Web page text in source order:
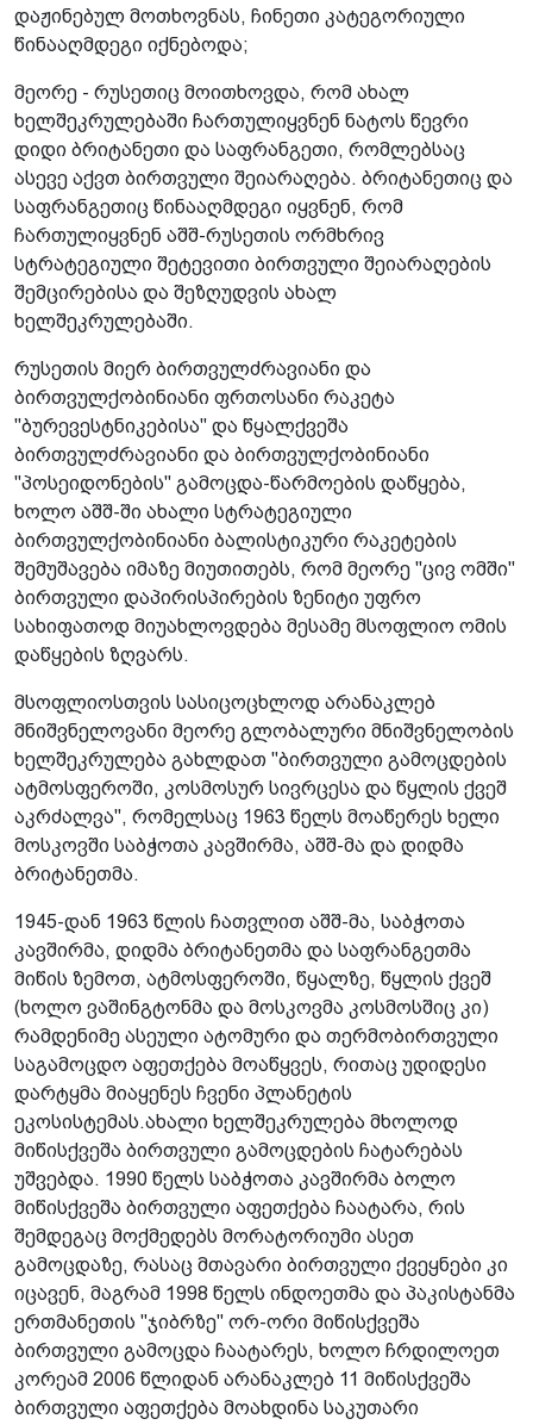
დაჟინებულ მოთხოვნას, ჩინეთი კატეგორიული
წინააღმდეგი იქნებოდა;
მეორე - რუსეთიც მოითხოვდა, რომ ახალ
ხელშეკრულებაში ჩართულიყვნენ ნატოს წევრი
დიდი ბრიტანეთი და საფრანგეთი, რომლებსაც
ასევე აქვთ ბირთვული შეიარაღება. ბრიტანეთიც და
საფრანგეთიც წინააღმდეგი იყვნენ, რომ
ჩართულიყვნენ აშშ-რუსეთის ორმხრივ
სტრატეგიული შეტევითი ბირთვული შეიარაღების
შემცირებისა და შეზღუდვის ახალ
ხელშეკრულებაში.
რუსეთის მიერ ბირთვულძრავიანი და
ბირთვულქობინიანი ფრთოსანი რაკეტა
"ბურევესტნიკებისა" და წყალქვეშა
ბირთვულძრავიანი და ბირთვულქობინიანი
"პოსეიდონების" გამოცდა-წარმოების დაწყება,
ხოლო აშშ-ში ახალი სტრატეგიული
ბირთვულქობინიანი ბალისტიკური რაკეტების
შემუშავება იმაზე მიუთითებს, რომ მეორე "ცივ ომში"
ბირთვული დაპირისპირების ზენიტი უფრო
სახიფათოდ მიუახლოვდება მესამე მსოფლიო ომის
დაწყების ზღვარს.
მსოფლიოსთვის სასიცოცხლოდ არანაკლებ
მნიშვნელოვანი მეორე გლობალური მნიშვნელობის
ხელშეკრულება გახლდათ "ბირთვული გამოცდების
ატმოსფეროში, კოსმოსურ სივრცესა და წყლის ქვეშ
აკრძალვა", რომელსაც 1963 წელს მოაწერეს ხელი
მოსკოვში საბჭოთა კავშირმა, აშშ-მა და დიდმა
ბრიტანეთმა.
1945-დან 1963 წლის ჩათვლით აშშ-მა, საბჭოთა
კავშირმა, დიდმა ბრიტანეთმა და საფრანგეთმა
მიწის ზემოთ, ატმოსფეროში, წყალზე, წყლის ქვეშ
(ხოლო ვაშინგტონმა და მოსკოვმა კოსმოსშიც კი)
რამდენიმე ასეული ატომური და თერმობირთვული
საგამოცდო აფეთქება მოაწყვეს, რითაც უდიდესი
დარტყმა მიაყენეს ჩვენი პლანეტის
ეკოსისტემას.ახალი ხელშეკრულება მხოლოდ
მიწისქვეშა ბირთვული გამოცდების ჩატარებას
უშვებდა. 1990 წელს საბჭოთა კავშირმა ბოლო
მიწისქვეშა ბირთვული აფეთქება ჩაატარა, რის
შემდეგაც მოქმედებს მორატორიუმი ასეთ
გამოცდაზე, რასაც მთავარი ბირთვული ქვეყნები კი
იცავენ, მაგრამ 1998 წელს ინდოეთმა და პაკისტანმა
ერთმანეთის "ჯიბრზე" ორ-ორი მიწისქვეშა
ბირთვული გამოცდა ჩაატარეს, ხოლო ჩრდილოეთ
კორეამ 2006 წლიდან არანაკლებ 11 მიწისქვეშა
ბირთვული აფეთქება მოახდინა საკუთარი